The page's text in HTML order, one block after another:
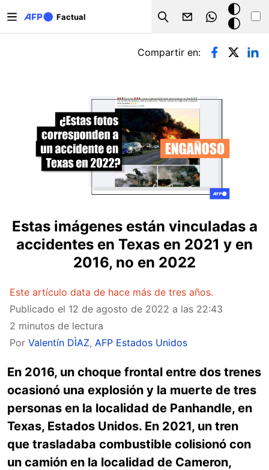
Factual
Search
Modo
oscuro
Solapas principales
Compartir en:
Estas imágenes están vinculadas a
accidentes en Texas en 2021 y en
2016, no en 2022
Este artículo data de hace más de tres años.
Publicado el 12 de agosto de 2022 a las 22:43
2 minutos de lectura
Por Valentín DÌAZ, AFP Estados Unidos
En 2016, un choque frontal entre dos trenes
ocasionó una explosión y la muerte de tres
personas en la localidad de Panhandle, en
Texas, Estados Unidos. En 2021, un tren
que trasladaba combustible colisionó con
un camión en la localidad de Cameron,